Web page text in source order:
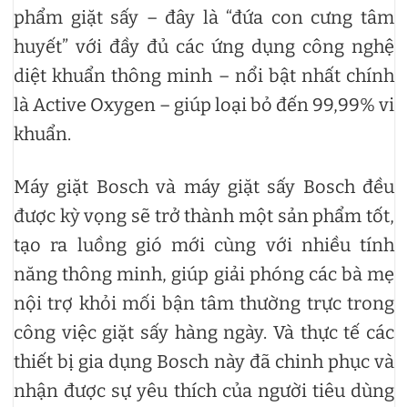
phẩm giặt sấy – đây là “đứa con cưng tâm
huyết” với đầy đủ các ứng dụng công nghệ
diệt khuẩn thông minh – nổi bật nhất chính
là Active Oxygen – giúp loại bỏ đến 99,99% vi
khuẩn.
Máy giặt Bosch và máy giặt sấy Bosch đều
được kỳ vọng sẽ trở thành một sản phẩm tốt,
tạo ra luồng gió mới cùng với nhiều tính
năng thông minh, giúp giải phóng các bà mẹ
nội trợ khỏi mối bận tâm thường trực trong
công việc giặt sấy hàng ngày. Và thực tế các
thiết bị gia dụng Bosch này đã chinh phục và
nhận được sự yêu thích của người tiêu dùng